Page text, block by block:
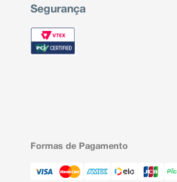
métodos da tabelinha ou da
contraceptivos orais
e do muco cervical.
Em caso de dúvidas,
cirurgião-dentista.
Segurança
Formas de Pagamento